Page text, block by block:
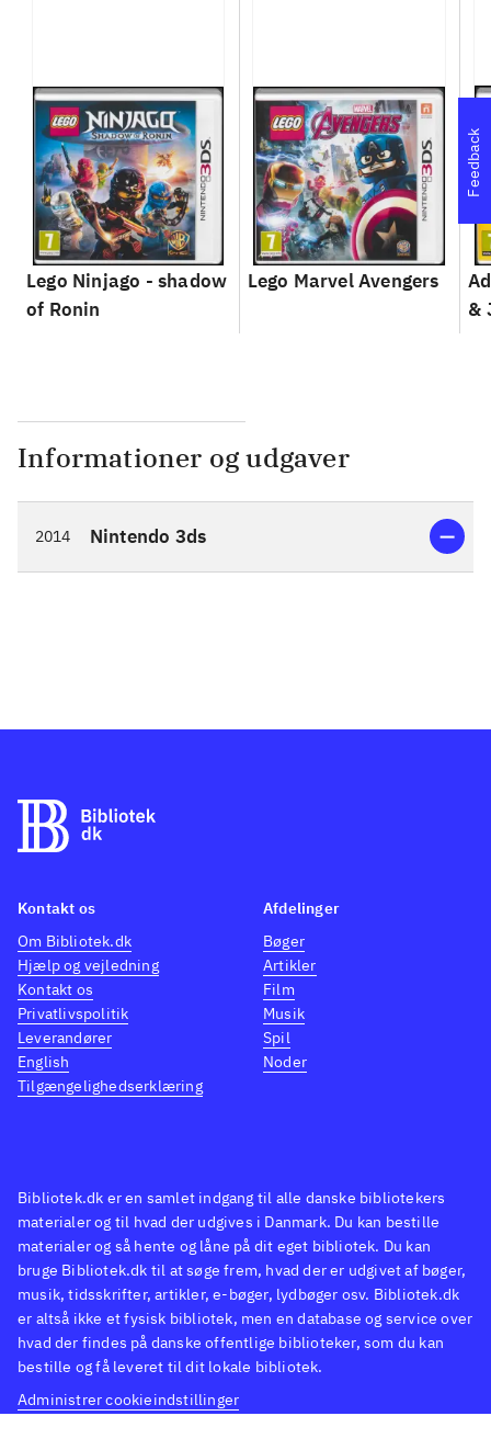
Lego Ninjago - shadow
of Ronin
Lego Marvel Avengers
&
Informationer og udgaver
2014 Nintendo 3ds
Feedback
Bibliotek.dk er en samlet indgang til alle danske bibliotekers
materialer og til hvad der udgives i Danmark. Du kan bestille
materialer og så hente og låne på dit eget bibliotek. Du kan
bruge Bibliotek.dk til at søge frem, hvad der er udgivet af bøger,
musik, tidsskrifter, artikler, e-bøger, lydbøger osv. Bibliotek.dk
er altså ikke et fysisk bibliotek, men en database og service over
hvad der findes på danske offentlige biblioteker, som du kan
bestille og få leveret til dit lokale bibliotek.
Administrer cookieindstillinger
Kontakt os
Om Bibliotek.dk
Hjælp og vejledning
Kontakt os
Privatlivspolitik
Leverandører
English
Tilgængelighedserklæring
Afdelinger
Bøger
Artikler
Film
Musik
Spil
Noder